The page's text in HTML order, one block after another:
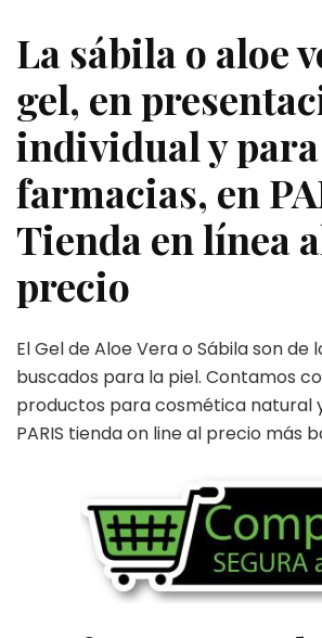
La sábila o aloe
gel, en
individual y para
farmacias, en
Tienda en línea
precio
El Gel de Aloe Vera o Sábila son de
buscados para la piel. Contamos
productos para cosmética natural
PARIS tienda on line al precio más